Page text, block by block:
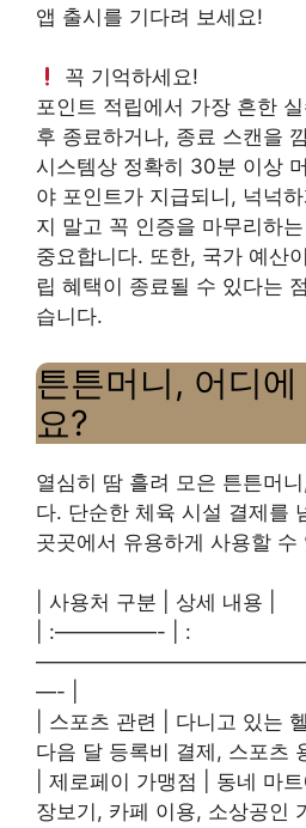
앱 출시를 기다려 보세요!
꼭 기억하세요!
포인트 적립에서 가장 흔한
후 종료하거나, 종료 스캔을
시스템상 정확히 30분 이상
야 포인트가 지급되니, 넉넉
지 말고 꼭 인증을 마무리하
중요합니다. 또한, 국가 예산
립 혜택이 종료될 수 있다는
습니다.
튼튼머니, 어디
요?
열심히 땀 흘려 모은 튼튼머
다. 단순한 체육 시설 결제를
곳곳에서 유용하게 사용할 수
| 사용처 구분 | 상세 내용 |
| :—————- | :
—- |
| 스포츠 관련 | 다니고 있는
다음 달 등록비 결제, 스포츠
| 제로페이 가맹점 | 동네 마
장보기, 카페 이용, 소상공인